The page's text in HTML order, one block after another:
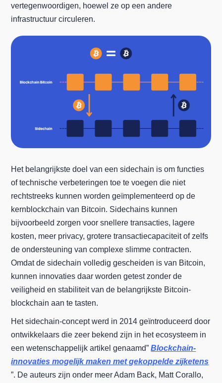
vertegenwoordigen, hoewel ze op een andere
infrastructuur circuleren.
Het belangrijkste doel van een sidechain is om functies
of technische verbeteringen toe te voegen die niet
rechtstreeks kunnen worden geïmplementeerd op de
kernblockchain van Bitcoin. Sidechains kunnen
bijvoorbeeld zorgen voor snellere transacties, lagere
kosten, meer privacy, grotere transactiecapaciteit of zelfs
de ondersteuning van complexe slimme contracten.
Omdat de sidechain volledig gescheiden is van Bitcoin,
kunnen innovaties daar worden getest zonder de
veiligheid en stabiliteit van de belangrijkste Bitcoin-
blockchain aan te tasten.
Het sidechain-concept werd in 2014 geïntroduceerd door
ontwikkelaars die zeer bekend zijn in het ecosysteem in
een wetenschappelijk artikel genaamd”Blockchain-
innovaties mogelijk maken met gekoppelde zijketens
”. De auteurs zijn onder meer Adam Back, Matt Corallo,